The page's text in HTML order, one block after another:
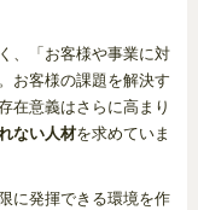
、「お客様や事業に対
お客様の課題を解決す
在意義はさらに高まり
ない人材を求めていま
に発揮できる環境を作